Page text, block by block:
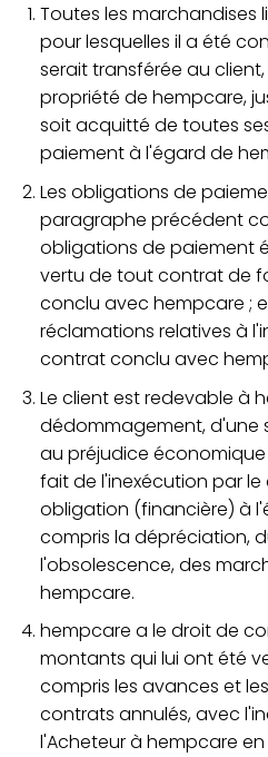
Toutes les marchandises
pour lesquelles il a été
serait transférée au
propriété de hempcare,
soit acquitté de toutes
paiement à l'égard de
Les obligations de
paragraphe précédent
obligations de paiement
vertu de tout contrat de
conclu avec hempcare ;
réclamations relatives à
contrat conclu avec
Le client est redevable à
dédommagement, d'une
au préjudice
fait de l'inexécution par
obligation (financière) à
compris la dépréciation,
l'obsolescence, des
hempcare.
hempcare a le droit de
montants qui lui ont été
compris les avances et
contrats annulés, avec
l'Acheteur à hempcare